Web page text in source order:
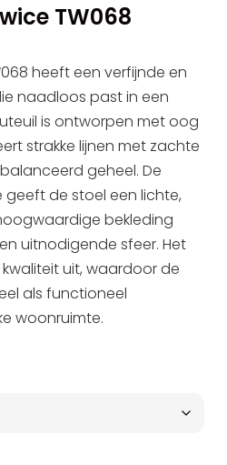
TW068
heeft een verfijnde en
naadloos past in een
is ontworpen met oog
strakke lijnen met zachte
geheel. De
de stoel een lichte,
bekleding
uitnodigende sfeer. Het
uit, waardoor de
als functioneel
woonruimte.